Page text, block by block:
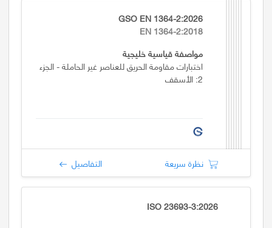
GSO EN 1364-2:2026
EN 1364-2:2018
مواصفة قياسية خليجية
اختبارات مقاومة الحريق للعناصر غير الحاملة - الجزء
2: الأسقف
نظرة سريعة التفاصيل
ISO 23693-3:2026